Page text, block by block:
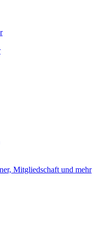
Mitgliedschaft und mehr